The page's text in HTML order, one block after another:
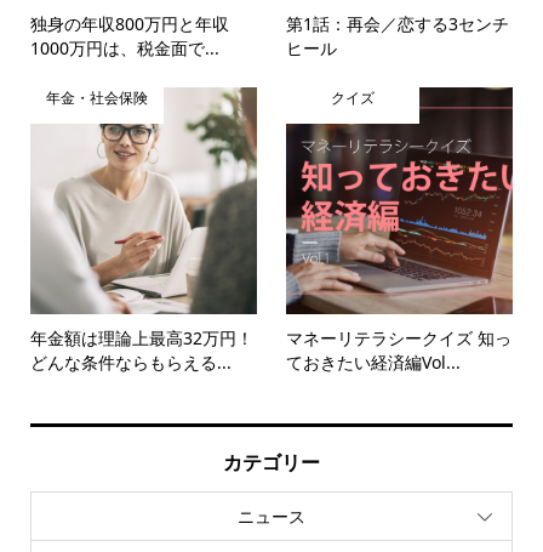
独身の年収800万円と年収
1000万円は、税金面で...
第1話：再会／恋する3センチ
ヒール
年金・社会保険
年金額は理論上最高32万円！
どんな条件ならもらえる...
クイズ
マネーリテラシークイズ 知っ
ておきたい経済編Vol...
カテゴリー
ニュース